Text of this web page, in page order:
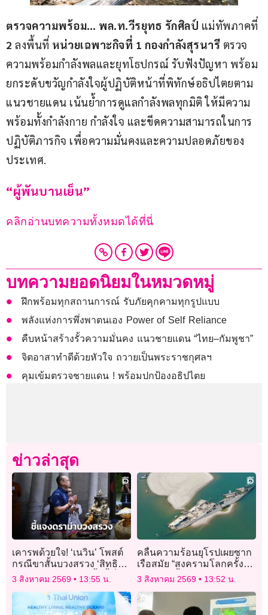
ตรวจความพร้อม… พล.ท.วีรยุทธ รักศิลป์ แม่ทัพภาคที่
2 ลงพื้นที่ หน่วยเฉพาะกิจที่ 1 กองกำลังสุรนารี ตรวจ
ความพร้อมกำลังพลและยุทโธปกรณ์ รับฟังปัญหา พร้อม
ยกระดับขวัญกำลังใจผู้ปฏิบัติหน้าที่พิทักษ์อธิปไตยตาม
แนวชายแดน เน้นย้ำการดูแลกำลังพลทุกมิติ ให้มีความ
พร้อมทั้งกำลังกาย กำลังใจ และขีดความสามารถในการ
ปฏิบัติภารกิจ เพื่อความมั่นคงและความปลอดภัยของ
ประเทศ.
“ผู้พันบานเย็น”
คลิกอ่านบทความทั้งหมดได้ที่นี่
บทความยอดนิยมในหมวดหมู่
ฝึกพร้อมทุกสถานการณ์ รับภัยคุกคามทุกรูปแบบ
พลังแห่งการพึ่งพาตนเอง Power of Self Reliance
คืบหน้าสร้างรั้วความมั่นคง แนวชายแดน “ไทย–กัมพูชา”
จิตอาสาทำดีด้วยหัวใจ ถวายเป็นพระราชกุศลฯ
คุมเข้มตรวจชายแดน ! พร้อมปกป้องอธิปไตย
ข่าวล่าสุด
เคารพด้วยใจ! ‘เนวิน’ โพสต์
กรณีขาสั้นบวงสรวง ‘สิทธิ
ส่วนตัว-สะดวกแบบนี้’ ชี้เป็น
แชมป์ทุกปี
3 สิงหาคม 2569 13:55 น.
คลื่นความร้อนยุโรปเผยซาก
เรือสมัย “สงครามโลกครั้งที่
2 ” ใต้แม่น้ำดานูบ
3 สิงหาคม 2569 13:52 น.